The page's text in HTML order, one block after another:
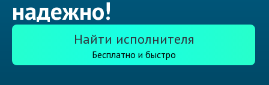
надежно!
Найти исполнителя
Бесплатно и быстро